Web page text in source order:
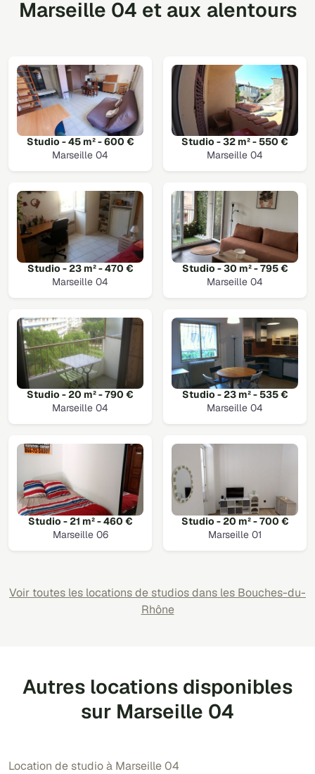
Marseille 04 et aux alentours
Studio - 45 m² - 600 €
Marseille 04
Studio - 32 m² - 550 €
Marseille 04
Studio - 23 m² - 470 €
Marseille 04
Studio - 30 m² - 795 €
Marseille 04
Studio - 20 m² - 790 €
Marseille 04
Studio - 23 m² - 535 €
Marseille 04
Studio - 21 m² - 460 €
Marseille 06
Studio - 20 m² - 700 €
Marseille 01
Voir toutes les locations de studios dans les Bouches-du-
Rhône
Autres locations disponibles
sur Marseille 04
Location de studio à Marseille 04